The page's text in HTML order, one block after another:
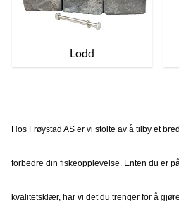
Lodd
Hos Frøystad AS er vi stolte av å tilby et
forbedre din fiskeopplevelse. Enten du er
kvalitetsklær, har vi det du trenger for å